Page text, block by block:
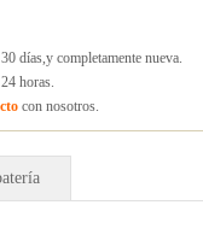
días,y completamente nueva.
horas.
con nosotros.